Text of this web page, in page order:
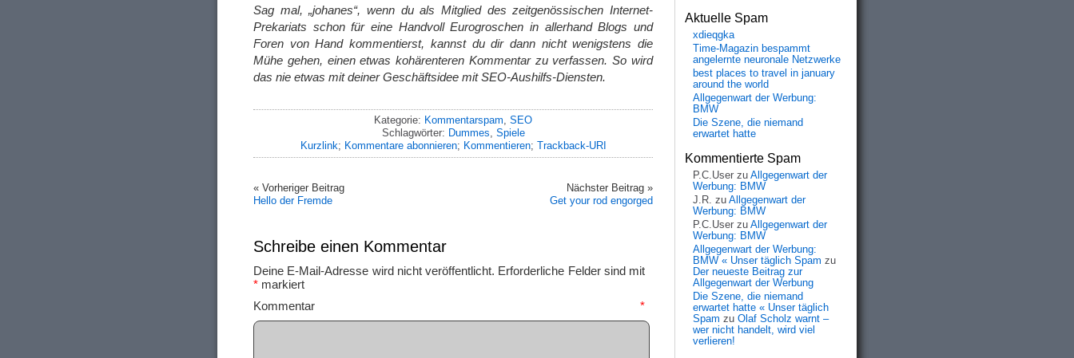
Sag mal, „johanes“, wenn du als Mitglied des zeitgenössischen Internet-
Prekariats schon für eine Handvoll Eurogroschen in allerhand Blogs und
Foren von Hand kommentierst, kannst du dir dann nicht wenigstens die
Mühe gehen, einen etwas kohärenteren Kommentar zu verfassen. So wird
das nie etwas mit deiner Geschäftsidee mit SEO-Aushilfs-Diensten.
Kategorie: Kommentarspam SEO
Schlagwörter: Dummes Spiele
Kurzlink; Kommentare abonnieren; Kommentieren; Trackback-URI
« Vorheriger Beitrag
Hello der Fremde
Nächster Beitrag »
Get your rod engorged
Schreibe einen Kommentar
Deine E-Mail-Adresse wird nicht veröffentlicht. Erforderliche Felder sind mit
* markiert
Kommentar *
Aktuelle Spam
xdieqgka
Time-Magazin bespammt
angelernte neuronale Netzwerke
best places to travel in january
around the world
Allgegenwart der Werbung:
BMW
Die Szene, die niemand
erwartet hatte
Kommentierte Spam
P.C.User zu Allgegenwart der
Werbung: BMW
J.R. zu Allgegenwart der
Werbung: BMW
P.C.User zu Allgegenwart der
Werbung: BMW
Allgegenwart der Werbung:
BMW « Unser täglich Spam zu
Der neueste Beitrag zur
Allgegenwart der Werbung
Die Szene, die niemand
erwartet hatte « Unser täglich
Spam zu Olaf Scholz warnt –
wer nicht handelt, wird viel
verlieren!